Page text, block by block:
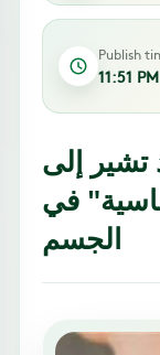
Publish
11:51 PM
تشير إلى
في
الجسم